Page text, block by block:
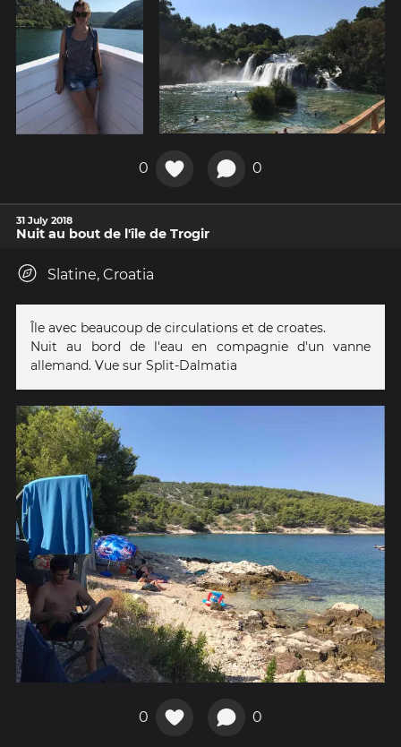
0 0
31 July 2018
Nuit au bout de l'île de Trogir
Slatine, Croatia
Île avec beaucoup de circulations et de croates.
Nuit au bord de l'eau en compagnie d'un vanne
allemand. Vue sur Split-Dalmatia
0 0